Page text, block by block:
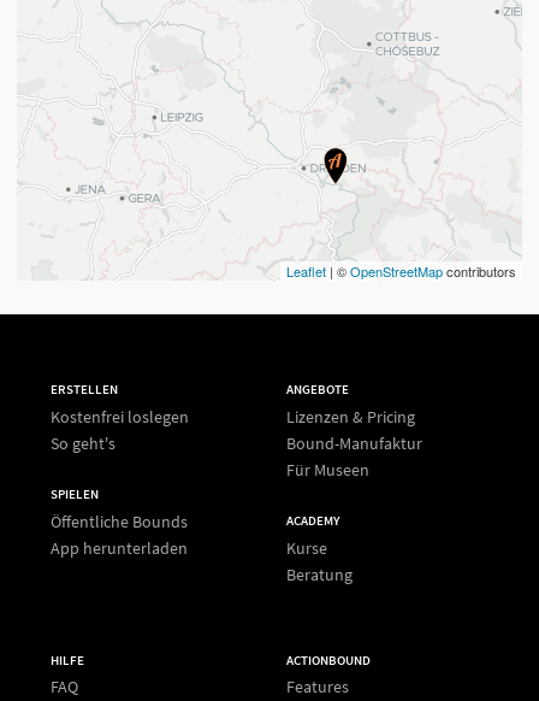
Leaflet | ©OpenStreetMapcontributors
ERSTELLEN
Kostenfrei loslegen
So geht's
SPIELEN
Öffentliche Bounds
App herunterladen
ANGEBOTE
Lizenzen & Pricing
Bound-Manufaktur
Für Museen
ACADEMY
Kurse
Beratung
HILFE
FAQ
ACTIONBOUND
Features